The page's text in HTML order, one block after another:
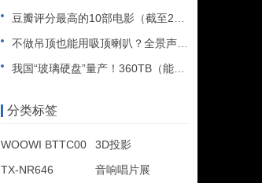
豆瓣评分最高的10部电影（截至2025年）
不做吊顶也能用吸顶喇叭？全景声天空声道安装教程
我国“玻璃硬盘”量产！360TB（能装2.5万部电影），10
分类标签
WOOWI BTTC00
3D投影
TX-NR646
音响唱片展